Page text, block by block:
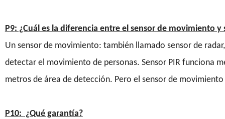
P9: ¿Cuál es la diferencia entre el sensor de movimiento y
Un sensor de movimiento: también llamado sensor de
detectar el movimiento de personas. Sensor PIR funciona
metros de área de detección. Pero el sensor de
P10: ¿Qué garantía?